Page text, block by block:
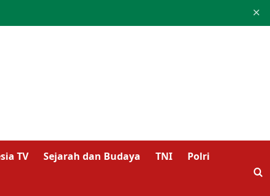
×
TV Sejarah dan Budaya TNI Polri